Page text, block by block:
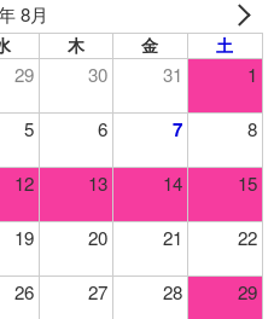
8月
木 金 土
29 30 31 1
5 6 7 8
12 13 14 15
19 20 21 22
26 27 28 29